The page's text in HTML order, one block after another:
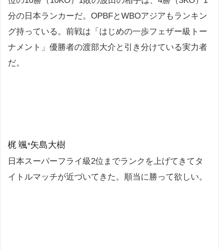
分の日本ランカーだ。OPBFとWBOアジアもランキン
グ持っている。前戦は「はじめの一歩フェザー級トー
ナメント」優勝者の渡部大介と引き分けている実力者
だ。
梶 颯×矢島大樹
日本スーパーフライ級2位までランクを上げてきてタ
イトルマッチが近づいてきた。順当に勝って欲しい。